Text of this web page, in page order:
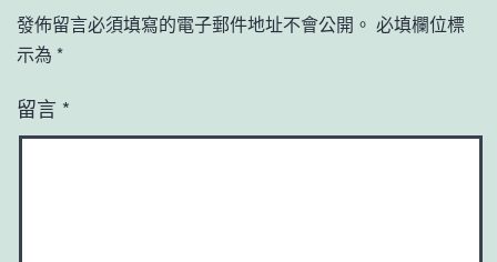
發佈留言必須填寫的電子郵件地址不會公開。 必填欄位標
示為 *
留言 *